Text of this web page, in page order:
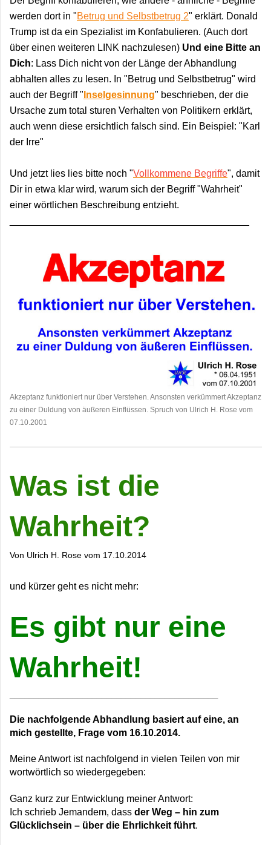
werden dort in "Betrug und Selbstbetrug 2" erklärt. Donald
Trump ist da ein Spezialist im Konfabulieren. (Auch dort
über einen weiteren LINK nachzulesen) Und eine Bitte an
Dich: Lass Dich nicht von der Länge der Abhandlung
abhalten alles zu lesen. In "Betrug und Selbstbetrug" wird
auch der Begriff " Inselgesinnung" beschrieben, der die
Ursache zum total sturen Verhalten von Politikern erklärt,
auch wenn diese ersichtlich falsch sind. Ein Beispiel: "Karl
der Irre"
Und jetzt lies lies bitte noch "Vollkommene Begriffe", damit
Dir in etwa klar wird, warum sich der Begriff "Wahrheit"
einer wörtlichen Beschreibung entzieht.
Akzeptanz funktioniert nur über Verstehen. Ansonsten verkümmert Akzeptanz
zu einer Duldung von äußeren Einflüssen. Spruch von Ulrich H. Rose vom
07.10.2001
Was ist die
Wahrheit?
Von Ulrich H. Rose vom 17.10.2014
und kürzer geht es nicht mehr:
Es gibt nur eine
Wahrheit!
Die nachfolgende Abhandlung basiert auf eine, an
mich gestellte, Frage vom 16.10.2014.
Meine Antwort ist nachfolgend in vielen Teilen von mir
wortwörtlich so wiedergegeben:
Ganz kurz zur Entwicklung meiner Antwort:
Ich schrieb Jemandem, dass der Weg – hin zum
Glücklichsein – über die Ehrlichkeit führt.